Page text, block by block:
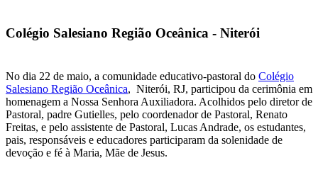
Colégio Salesiano Região Oceânica - Niterói
‍No dia 22 de maio, a comunidade educativo-pastoral do Colégio
Salesiano Região Oceânica, Niterói, RJ, participou da cerimônia em
homenagem a Nossa Senhora Auxiliadora. Acolhidos pelo diretor de
Pastoral, padre Gutielles, pelo coordenador de Pastoral, Renato
Freitas, e pelo assistente de Pastoral, Lucas Andrade, os estudantes,
pais, responsáveis e educadores participaram da solenidade de
devoção e fé à Maria, Mãe de Jesus.